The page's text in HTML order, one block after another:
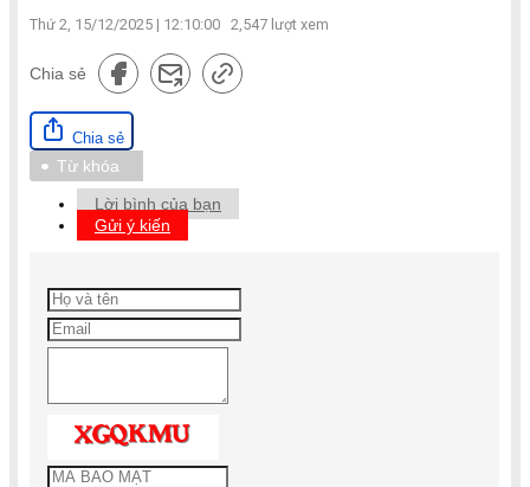
Thứ 2, 15/12/2025 | 12:10:00 2,547 lượt xem
Chia sẻ
Chia sẻ
Từ khóa
Lời bình của bạn
Gửi ý kiến